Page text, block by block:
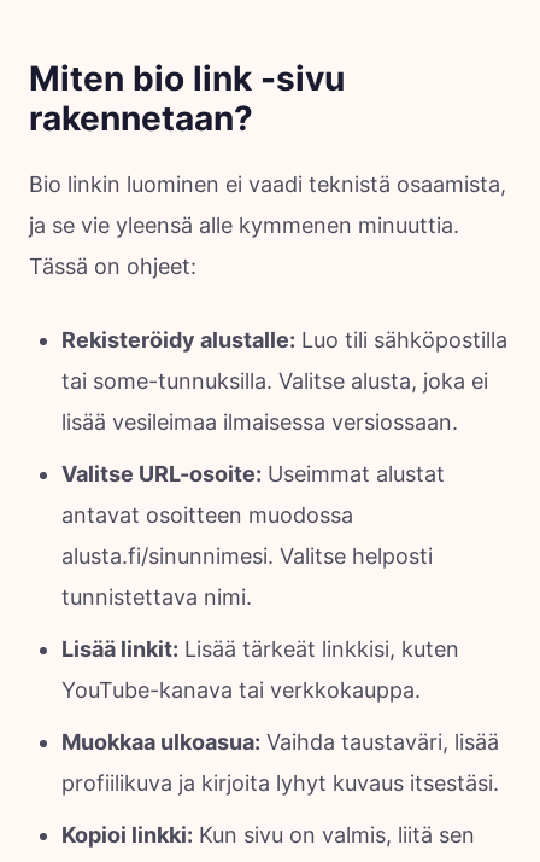
Miten bio link -sivu
rakennetaan?
Bio linkin luominen ei vaadi teknistä osaamista,
ja se vie yleensä alle kymmenen minuuttia.
Tässä on ohjeet:
Rekisteröidy alustalle: Luo tili sähköpostilla
tai some-tunnuksilla. Valitse alusta, joka ei
lisää vesileimaa ilmaisessa versiossaan.
Valitse URL-osoite: Useimmat alustat
antavat osoitteen muodossa
alusta.fi/sinunnimesi. Valitse helposti
tunnistettava nimi.
Lisää linkit: Lisää tärkeät linkkisi, kuten
YouTube-kanava tai verkkokauppa.
Muokkaa ulkoasua: Vaihda taustaväri, lisää
profiilikuva ja kirjoita lyhyt kuvaus itsestäsi.
Kopioi linkki: Kun sivu on valmis, liitä sen